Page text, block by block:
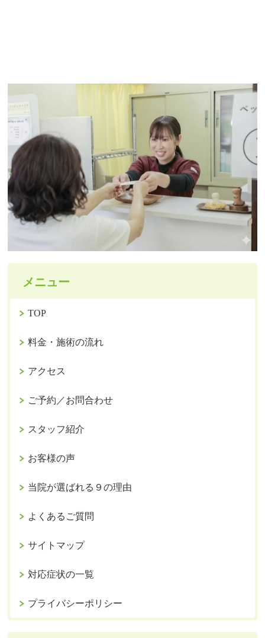
メニュー
TOP
料金・施術の流れ
アクセス
ご予約／お問合わせ
スタッフ紹介
お客様の声
当院が選ばれる９の理由
よくあるご質問
サイトマップ
対応症状の一覧
プライバシーポリシー